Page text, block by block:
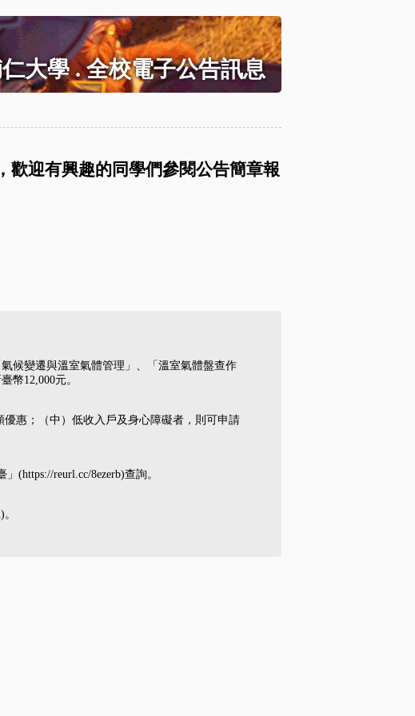
大學 . 全校電子公告訊息
歡迎有興趣的同學們參閱公告簡章報
候變遷與溫室氣體管理」、「溫室氣體盤查作
幣12,000元。
惠；（中）低收入戶及身心障礙者，則可申請
(https://reurl.cc/8ezerb)查詢。